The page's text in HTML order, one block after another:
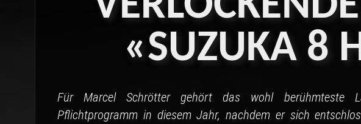
«SUZUKA 8
Für Marcel Schrötter gehört das wohl berühmteste
Pflichtprogramm in diesem Jahr, nachdem er sich